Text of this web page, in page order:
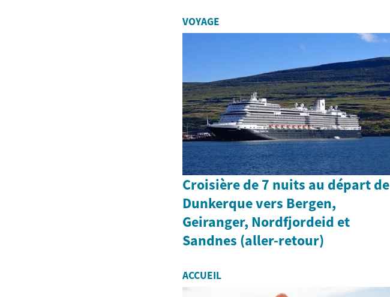
VOYAGE
Croisière de 7 nuits au départ de
Dunkerque vers Bergen,
Geiranger, Nordfjordeid et
Sandnes (aller-retour)
ACCUEIL